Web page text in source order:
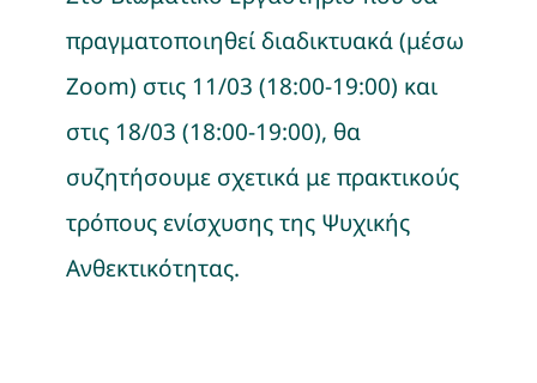
πραγματοποιηθεί διαδικτυακά (μέσω
Zoom) στις 11/03 (18:00-19:00) και
στις 18/03 (18:00-19:00), θα
συζητήσουμε σχετικά με πρακτικούς
τρόπους ενίσχυσης της Ψυχικής
Ανθεκτικότητας.